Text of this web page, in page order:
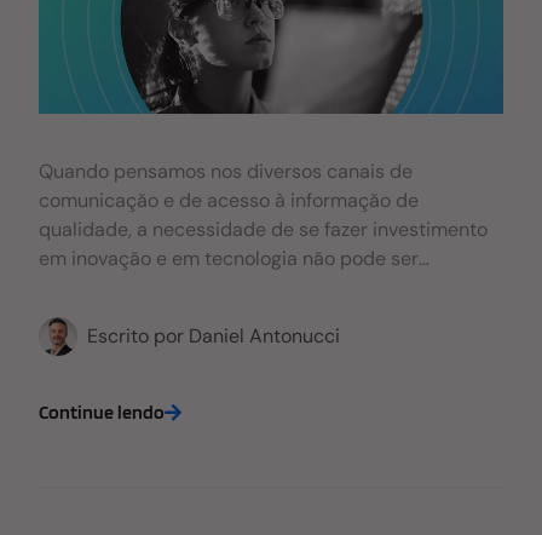
Quando pensamos nos diversos canais de
comunicação e de acesso à informação de
qualidade, a necessidade de se fazer investimento
em inovação e em tecnologia não pode ser
instituições de ensino superior (IES) subestimam o
potencial oferecido pela tecnologia para evitar
alunos e boletins alterados por hackers são
Escrito por Daniel Antonucci
Continue lendo